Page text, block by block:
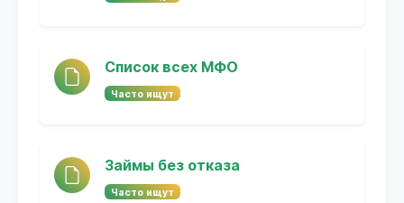
Список всех МФО
Часто ищут
Займы без отказа
Часто ищут